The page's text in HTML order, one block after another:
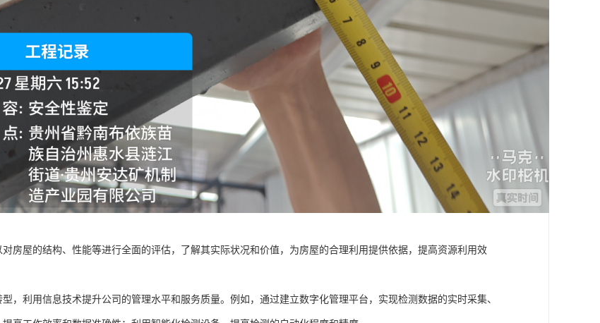
房屋的结构、性能等进行全面的评估，了解其实际状况和价值，为房屋的合理利用提供依据，提高资源利用效
，利用信息技术提升公司的管理水平和服务质量。例如，通过建立数字化管理平台，实现检测数据的实时采集、